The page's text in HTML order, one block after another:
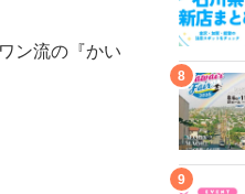
ン流の『かい